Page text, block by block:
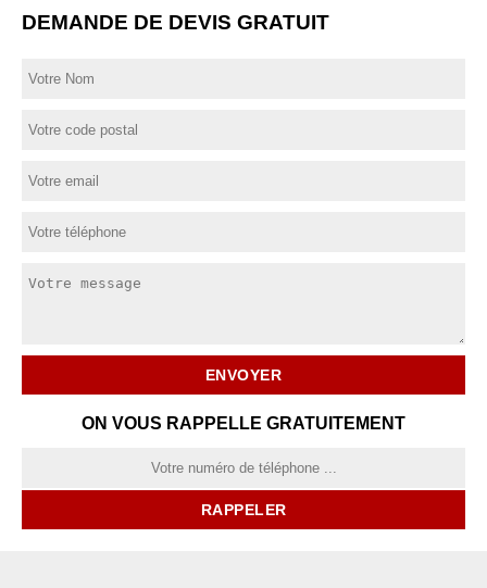
DEMANDE DE DEVIS GRATUIT
ON VOUS RAPPELLE GRATUITEMENT